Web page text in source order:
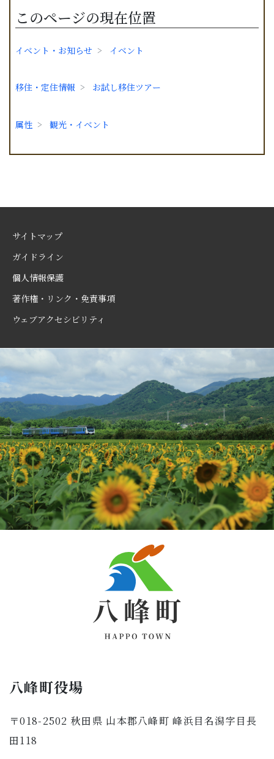
このページの現在位置
イベント・お知らせ イベント
移住・定住情報 お試し移住ツアー
属性 観光・イベント
サイトマップ
ガイドライン
個人情報保護
著作権・リンク・免責事項
ウェブアクセシビリティ
八峰町役場
〒018-2502 秋田県 山本郡八峰町 峰浜目名潟字目長
田118